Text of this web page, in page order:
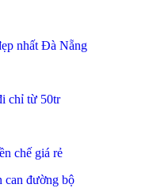
nhất Đà Nẵng
chỉ từ 50tr
chế giá rẻ
can đường bộ